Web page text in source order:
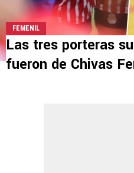
FEMENIL
Las tres porteras
fueron de Chivas